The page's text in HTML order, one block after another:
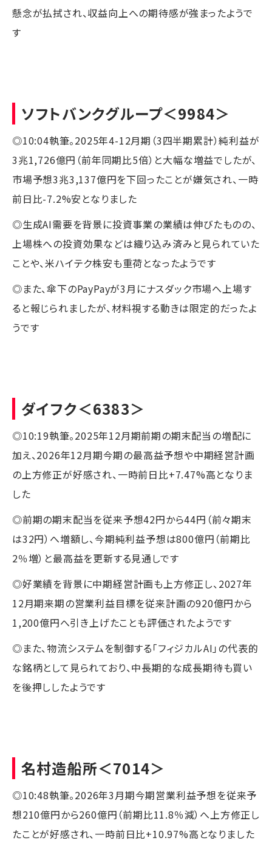
懸念が払拭され、収益向上への期待感が強まったようで
す
ソフトバンクグループ＜9984＞
◎10:04執筆。2025年4-12月期（3四半期累計）純利益が
3兆1,726億円（前年同期比5倍）と大幅な増益でしたが、
市場予想3兆3,137億円を下回ったことが嫌気され、一時
前日比-7.2%安となりました
◎生成AI需要を背景に投資事業の業績は伸びたものの、
上場株への投資効果などは織り込み済みと見られていた
ことや、米ハイテク株安も重荷となったようです
◎また、傘下のPayPayが3月にナスダック市場へ上場す
ると報じられましたが、材料視する動きは限定的だったよ
うです
ダイフク＜6383＞
◎10:19執筆。2025年12月期前期の期末配当の増配に
加え、2026年12月期今期の最高益予想や中期経営計画
の上方修正が好感され、一時前日比+7.47%高となりま
した
◎前期の期末配当を従来予想42円から44円（前々期末
は32円）へ増額し、今期純利益予想は800億円（前期比
2％増）と最高益を更新する見通しです
◎好業績を背景に中期経営計画も上方修正し、2027年
12月期来期の営業利益目標を従来計画の920億円から
1,200億円へ引き上げたことも評価されたようです
◎また、物流システムを制御する「フィジカルAI」の代表的
な銘柄として見られており、中長期的な成長期待も買い
を後押ししたようです
名村造船所＜7014＞
◎10:48執筆。2026年3月期今期営業利益予想を従来予
想210億円から260億円（前期比11.8％減）へ上方修正し
たことが好感され、一時前日比+10.97%高となりました